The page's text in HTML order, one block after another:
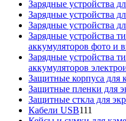
Зарядные устройства
Зарядные устройства
Зарядные устройства
Зарядные устройства
аккумуляторов фото и
Зарядные устройства
аккумуляторов
Защитные корпуса для
Защитные пленки для
Защитные сткла для
Кабели USB111